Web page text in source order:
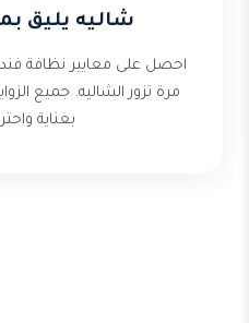
شاليه يليق
احصل على معايير نظافة
مرة تزور الشاليه. جميع
بعناية